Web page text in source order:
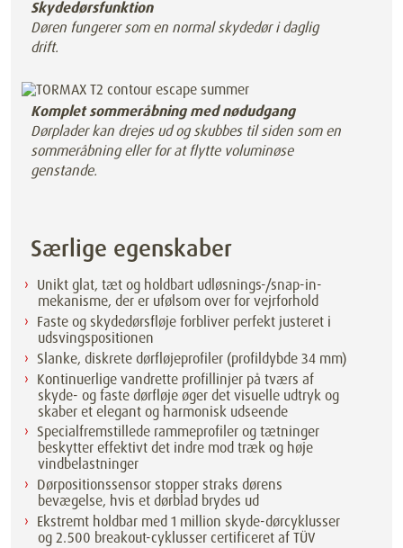
Skydedørsfunktion
Døren fungerer som en normal skydedør i daglig
drift.
Komplet sommeråbning med nødudgang
Dørplader kan drejes ud og skubbes til siden som en
sommeråbning eller for at flytte voluminøse
genstande.
Særlige egenskaber
Unikt glat, tæt og holdbart udløsnings-/snap-in-
mekanisme, der er ufølsom over for vejrforhold
Faste og skydedørsfløje forbliver perfekt justeret i
udsvingspositionen
Slanke, diskrete dørfløjeprofiler (profildybde 34 mm)
Kontinuerlige vandrette profillinjer på tværs af
skyde- og faste dørfløje øger det visuelle udtryk og
skaber et elegant og harmonisk udseende
Specialfremstillede rammeprofiler og tætninger
beskytter effektivt det indre mod træk og høje
vindbelastninger
Dørpositionssensor stopper straks dørens
bevægelse, hvis et dørblad brydes ud
Ekstremt holdbar med 1 million skyde-dørcyklusser
og 2.500 breakout-cyklusser certificeret af TÜV